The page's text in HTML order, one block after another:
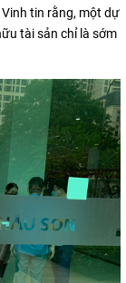
tin rằng, một dự
tài sản chỉ là sớm